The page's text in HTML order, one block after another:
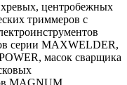
центробежных
триммеров с
серии MAXWELDER,
масок сварщика